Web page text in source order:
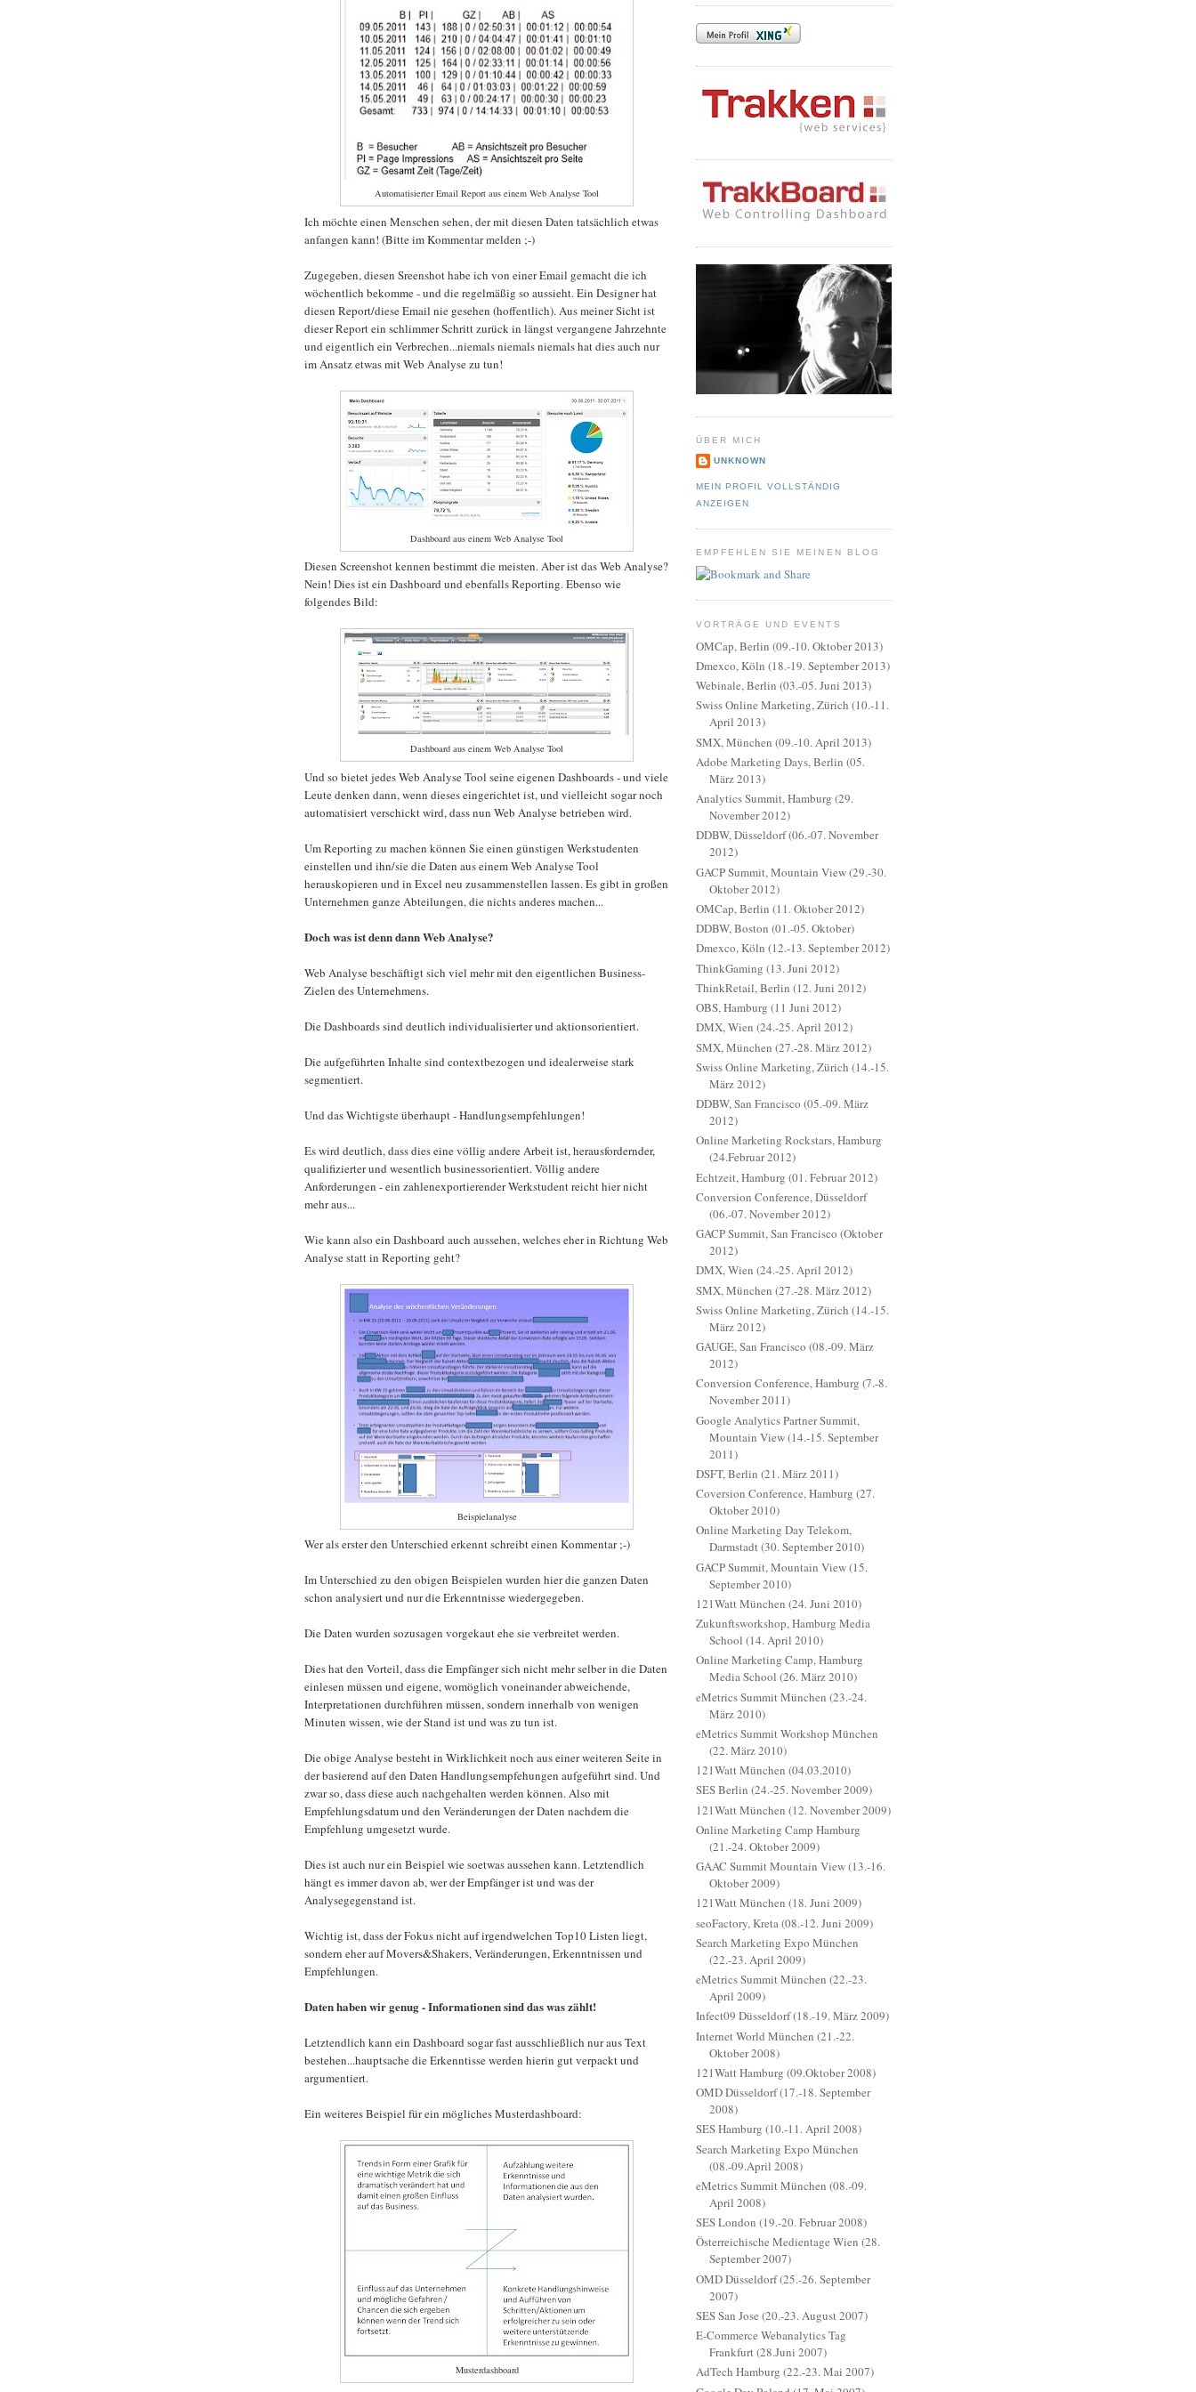
Automatisierter Email Report aus einem Web Analyse Tool
Ich möchte einen Menschen sehen, der mit diesen Daten tatsächlich etwas
anfangen kann! (Bitte im Kommentar melden ;-)
Zugegeben, diesen Sreenshot habe ich von einer Email gemacht die ich
wöchentlich bekomme - und die regelmäßig so aussieht. Ein Designer hat
diesen Report/diese Email nie gesehen (hoffentlich). Aus meiner Sicht ist
dieser Report ein schlimmer Schritt zurück in längst vergangene Jahrzehnte
und eigentlich ein Verbrechen...niemals niemals niemals hat dies auch nur
im Ansatz etwas mit Web Analyse zu tun!
Dashboard aus einem Web Analyse Tool
Diesen Screenshot kennen bestimmt die meisten. Aber ist das Web Analyse?
Nein! Dies ist ein Dashboard und ebenfalls Reporting. Ebenso wie
folgendes Bild:
Dashboard aus einem Web Analyse Tool
Und so bietet jedes Web Analyse Tool seine eigenen Dashboards - und viele
Leute denken dann, wenn dieses eingerichtet ist, und vielleicht sogar noch
automatisiert verschickt wird, dass nun Web Analyse betrieben wird.
Um Reporting zu machen können Sie einen günstigen Werkstudenten
einstellen und ihn/sie die Daten aus einem Web Analyse Tool
herauskopieren und in Excel neu zusammenstellen lassen. Es gibt in großen
Unternehmen ganze Abteilungen, die nichts anderes machen...
Doch was ist denn dann Web Analyse?
Web Analyse beschäftigt sich viel mehr mit den eigentlichen Business-
Zielen des Unternehmens.
Die Dashboards sind deutlich individualisierter und aktionsorientiert.
Die aufgeführten Inhalte sind contextbezogen und idealerweise stark
segmentiert.
Und das Wichtigste überhaupt - Handlungsempfehlungen!
Es wird deutlich, dass dies eine völlig andere Arbeit ist, herausfordernder,
qualifizierter und wesentlich businessorientiert. Völlig andere
Anforderungen - ein zahlenexportierender Werkstudent reicht hier nicht
mehr aus...
Wie kann also ein Dashboard auch aussehen, welches eher in Richtung Web
Analyse statt in Reporting geht?
Beispielanalyse
Wer als erster den Unterschied erkennt schreibt einen Kommentar ;-)
Im Unterschied zu den obigen Beispielen wurden hier die ganzen Daten
schon analysiert und nur die Erkenntnisse wiedergegeben.
Die Daten wurden sozusagen vorgekaut ehe sie verbreitet werden.
Dies hat den Vorteil, dass die Empfänger sich nicht mehr selber in die Daten
einlesen müssen und eigene, womöglich voneinander abweichende,
Interpretationen durchführen müssen, sondern innerhalb von wenigen
Minuten wissen, wie der Stand ist und was zu tun ist.
Die obige Analyse besteht in Wirklichkeit noch aus einer weiteren Seite in
der basierend auf den Daten Handlungsempfehungen aufgeführt sind. Und
zwar so, dass diese auch nachgehalten werden können. Also mit
Empfehlungsdatum und den Veränderungen der Daten nachdem die
Empfehlung umgesetzt wurde.
Dies ist auch nur ein Beispiel wie soetwas aussehen kann. Letztendlich
hängt es immer davon ab, wer der Empfänger ist und was der
Analysegegenstand ist.
Wichtig ist, dass der Fokus nicht auf irgendwelchen Top10 Listen liegt,
sondern eher auf Movers&Shakers, Veränderungen, Erkenntnissen und
Empfehlungen.
Daten haben wir genug - Informationen sind das was zählt!
Letztendlich kann ein Dashboard sogar fast ausschließlich nur aus Text
bestehen...hauptsache die Erkenntisse werden hierin gut verpackt und
argumentiert.
Ein weiteres Beispiel für ein mögliches Musterdashboard:
Musterdashboard
ÜBER MICH
UNKNOWN
MEIN PROFIL VOLLSTÄNDIG
ANZEIGEN
EMPFEHLEN SIE MEINEN BLOG
VORTRÄGE UND EVENTS
OMCap, Berlin (09.-10. Oktober 2013)
Dmexco, Köln (18.-19. September 2013)
Webinale, Berlin (03.-05. Juni 2013)
Swiss Online Marketing, Zürich (10.-11.
April 2013)
SMX, München (09.-10. April 2013)
Adobe Marketing Days, Berlin (05.
März 2013)
Analytics Summit, Hamburg (29.
November 2012)
DDBW, Düsseldorf (06.-07. November
2012)
GACP Summit, Mountain View (29.-30.
Oktober 2012)
OMCap, Berlin (11. Oktober 2012)
DDBW, Boston (01.-05. Oktober)
Dmexco, Köln (12.-13. September 2012)
ThinkGaming (13. Juni 2012)
ThinkRetail, Berlin (12. Juni 2012)
OBS, Hamburg (11 Juni 2012)
DMX, Wien (24.-25. April 2012)
SMX, München (27.-28. März 2012)
Swiss Online Marketing, Zürich (14.-15.
März 2012)
DDBW, San Francisco (05.-09. März
2012)
Online Marketing Rockstars, Hamburg
(24.Februar 2012)
Echtzeit, Hamburg (01. Februar 2012)
Conversion Conference, Düsseldorf
(06.-07. November 2012)
GACP Summit, San Francisco (Oktober
2012)
DMX, Wien (24.-25. April 2012)
SMX, München (27.-28. März 2012)
Swiss Online Marketing, Zürich (14.-15.
März 2012)
GAUGE, San Francisco (08.-09. März
2012)
Conversion Conference, Hamburg (7.-8.
November 2011)
Google Analytics Partner Summit,
Mountain View (14.-15. September
2011)
DSFT, Berlin (21. März 2011)
Coversion Conference, Hamburg (27.
Oktober 2010)
Online Marketing Day Telekom,
Darmstadt (30. September 2010)
GACP Summit, Mountain View (15.
September 2010)
121Watt München (24. Juni 2010)
Zukunftsworkshop, Hamburg Media
School (14. April 2010)
Online Marketing Camp, Hamburg
Media School (26. März 2010)
eMetrics Summit München (23.-24.
März 2010)
eMetrics Summit Workshop München
(22. März 2010)
121Watt München (04.03.2010)
SES Berlin (24.-25. November 2009)
121Watt München (12. November 2009)
Online Marketing Camp Hamburg
(21.-24. Oktober 2009)
GAAC Summit Mountain View (13.-16.
Oktober 2009)
121Watt München (18. Juni 2009)
seoFactory, Kreta (08.-12. Juni 2009)
Search Marketing Expo München
(22.-23. April 2009)
eMetrics Summit München (22.-23.
April 2009)
Infect09 Düsseldorf (18.-19. März 2009)
Internet World München (21.-22.
Oktober 2008)
121Watt Hamburg (09.Oktober 2008)
OMD Düsseldorf (17.-18. September
2008)
SES Hamburg (10.-11. April 2008)
Search Marketing Expo München
(08.-09.April 2008)
eMetrics Summit München (08.-09.
April 2008)
SES London (19.-20. Februar 2008)
Österreichische Medientage Wien (28.
September 2007)
OMD Düsseldorf (25.-26. September
2007)
SES San Jose (20.-23. August 2007)
E-Commerce Webanalytics Tag
Frankfurt (28.Juni 2007)
AdTech Hamburg (22.-23. Mai 2007)